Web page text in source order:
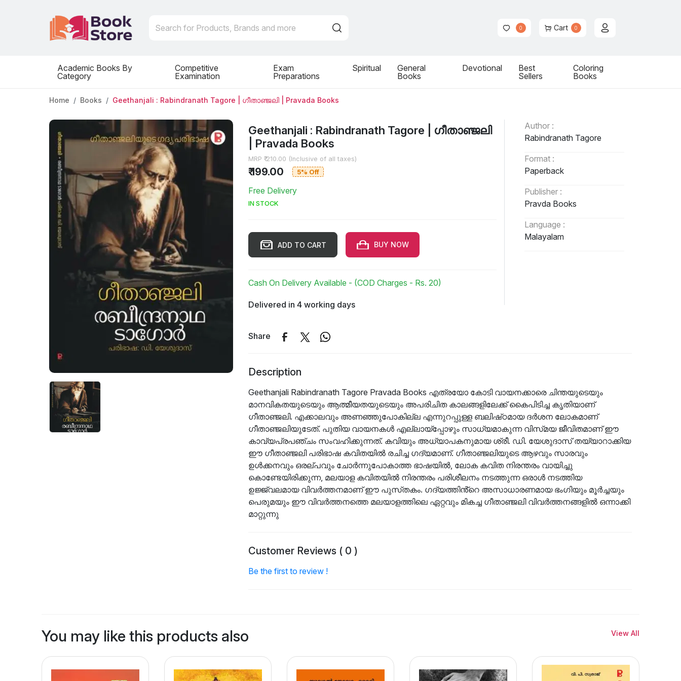
0 Cart 0
Academic Books By
Category
Competitive
Examination
Exam
Preparations
Spiritual
General
Books
Devotional
Best
Sellers
Coloring
Books
Home Books Geethanjali : Rabindranath Tagore | ഗീതാഞ്ജലി | Pravada Books
Geethanjali : Rabindranath Tagore | ഗീതാഞ്ജലി
| Pravada Books
MRP ₹ 210.00 (Inclusive of all taxes)
₹ 199.00 5% Off
Free Delivery
IN STOCK
ADD TO CART BUY NOW
Cash On Delivery Available - (COD Charges - Rs. 20)
Delivered in 4 working days
Share
Author :
Rabindranath Tagore
Format :
Paperback
Publisher :
Pravda Books
Language :
Malayalam
Description
Geethanjali Rabindranath Tagore Pravada Books എത്രയോ കോടി വായനക്കാരെ ചിന്തയുടെയും
മാനവികതയുടെയും ആത്മീയതയുടെയും അപരിചിത കാലങ്ങളിലേക്ക് കൈപിടിച്ച കൃതിയാണ്
ഗീതാഞ്ജലി. എക്കാലവും അണഞ്ഞുപോകില്ല എന്നുറപ്പുള്ള ബലിഷ്‌ഠമായ ദർശന ലോകമാണ്
ഗീതാഞ്ജലിയുടേത്. പുതിയ വായനകൾ എല്ലായ്പ്പോഴും സാധ്യമാകുന്ന വിസ്‌മയ ജീവിതമാണ് ഈ
കാവ്യപ്രപഞ്ചം സംവഹിക്കുന്നത്. കവിയും അധ്യാപകനുമായ ശ്രീ. ഡി. യേശുദാസ് തയ്യാറാക്കിയ
ഈ ഗീതാഞ്ജലി പരിഭാഷ കവിതയിൽ രചിച്ച ഗദ്യമാണ്. ഗീതാഞ്ജലിയുടെ ആഴവും സാരവും
ഉൾക്കനവും ഒരല്‌പവും ചോർന്നുപോകാത്ത ഭാഷയിൽ, ലോക കവിത നിരന്തരം വായിച്ചു
കൊണ്ടേയിരിക്കുന്ന, മലയാള കവിതയിൽ നിരന്തരം പരിശീലനം നടത്തുന്ന ഒരാൾ നടത്തിയ
ഉജ്ജ്വലമായ വിവർത്തനമാണ് ഈ പുസ്‌തകം. ഗദ്യത്തിൻ്റെ അസാധാരണമായ ഭംഗിയും മൂർച്ചയും
പെരുമയും ഈ വിവർത്തനത്തെ മലയാളത്തിലെ ഏറ്റവും മികച്ച ഗീതാഞ്ജലി വിവർത്തനങ്ങളിൽ ഒന്നാക്കി
മാറ്റുന്നു
Customer Reviews ( 0 )
Be the first to review !
You may like this products also View All